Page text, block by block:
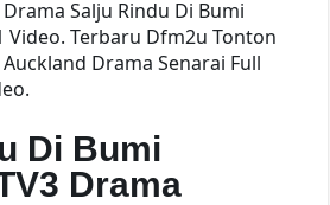
Salju Rindu Di Bumi
Video. Terbaru Dfm2u Tonton
Drama Senarai Full
Di Bumi
Drama